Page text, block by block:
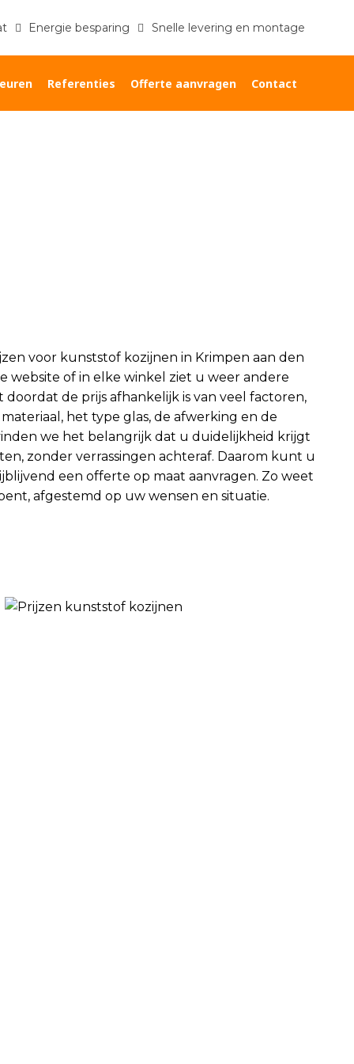
Energie besparing Snelle levering en montage
Referenties Offerte aanvragen Contact
voor kunststof kozijnen in Krimpen aan den
website of in elke winkel ziet u weer andere
doordat de prijs afhankelijk is van veel factoren,
het type glas, de afwerking en de
we het belangrijk dat u duidelijkheid krijgt
zonder verrassingen achteraf. Daarom kunt u
een offerte op maat aanvragen. Zo weet
afgestemd op uw wensen en situatie.